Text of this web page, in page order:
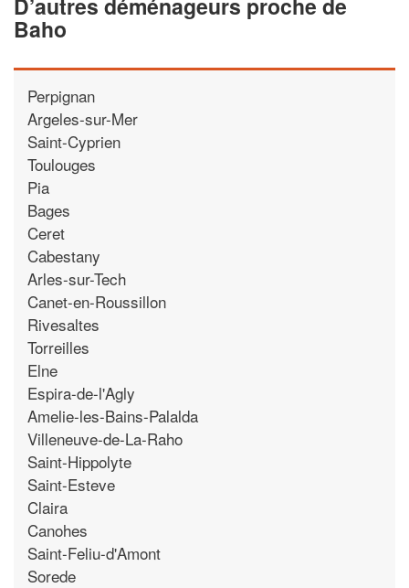
Baho
Perpignan
Argeles-sur-Mer
Saint-Cyprien
Toulouges
Pia
Bages
Ceret
Cabestany
Arles-sur-Tech
Canet-en-Roussillon
Rivesaltes
Torreilles
Elne
Espira-de-l'Agly
Amelie-les-Bains-Palalda
Villeneuve-de-La-Raho
Saint-Hippolyte
Saint-Esteve
Claira
Canohes
Saint-Feliu-d'Amont
Sorede